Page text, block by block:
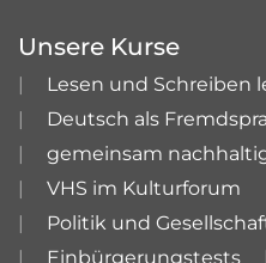
Unsere Kurse
Lesen und Schreiben
Deutsch als
gemeinsam
VHS im Kulturforum
Politik und
Einbürgerungstests